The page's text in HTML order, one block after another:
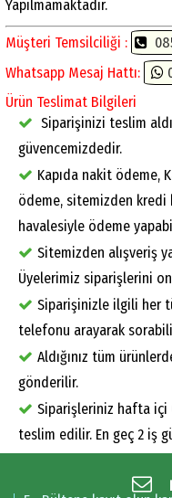
Yapılmamaktadır.
Müşteri Temsilciliği :
Whatsapp Mesaj Hattı:
Ürün Teslimat Bilgileri
Siparişinizi teslim
güvencemizdedir.
Kapıda nakit ödeme,
ödeme, sitemizden kredi
havalesiyle ödeme
Sitemizden alışveriş
Üyelerimiz siparişlerini
Siparişinizle ilgili her
telefonu arayarak
Aldığınız tüm
gönderilir.
Siparişleriniz hafta içi
teslim edilir. En geç 2 iş